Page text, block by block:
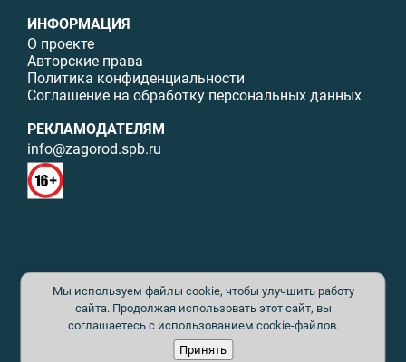
ИНФОРМАЦИЯ
О проекте
Авторские права
Политика конфиденциальности
Соглашение на обработку персональных данных
РЕКЛАМОДАТЕЛЯМ
info@zagorod.spb.ru
© ИП Малыщева Б.Л. Все права защищены. Перепечатка материалов
данного сайта возможна только с письменного разрешения. При
цитировании ссылка на www.zagorod.spb.ru обязательна. Редакция не
несет ответственности за содержание рекламных материалов. Все
рекламируемые товары и услуги имеют необходимые сертификаты и
лицензии. Перепечатка любых материалов без письменного согласия
Мы используем файлы cookie, чтобы улучшить работу
сайта. Продолжая использовать этот сайт, вы
соглашаетесь с использованием cookie-файлов.
Принять